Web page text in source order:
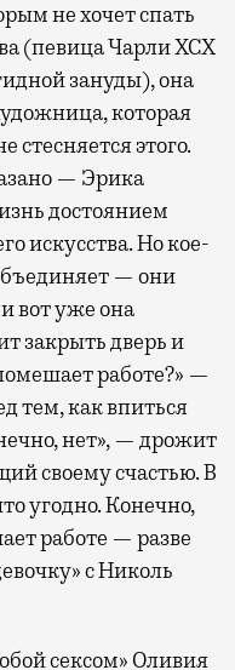
не хочет спать
(певица Чарли XCX
зануды), она
которая
стесняется этого.
— Эрика
достоянием
искусства. Но кое-
— они
вот уже она
закрыть дверь и
работе?» —
тем, как впиться
нет», — дрожит
своему счастью. В
угодно. Конечно,
работе — разве
с Николь
сексом» Оливия